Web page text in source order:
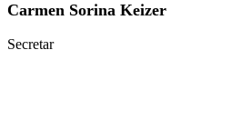
Carmen Sorina Keizer
Secretar